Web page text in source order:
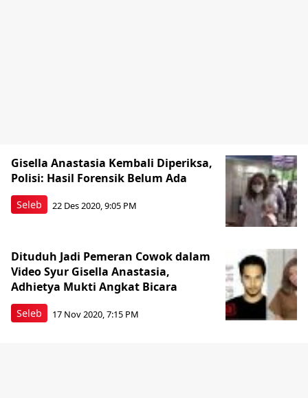
Seleb
Gisella Anastasia Kembali Diperiksa,
Polisi: Hasil Forensik Belum Ada
22 Des 2020, 9:05 PM
Seleb
Dituduh Jadi Pemeran Cowok dalam
Video Syur Gisella Anastasia,
Adhietya Mukti Angkat Bicara
17 Nov 2020, 7:15 PM